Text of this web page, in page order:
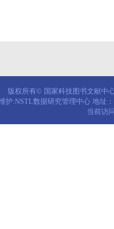
版权所有© 国家科技图书文献中
护:NSTL数据研究管理中心 地址
当前访